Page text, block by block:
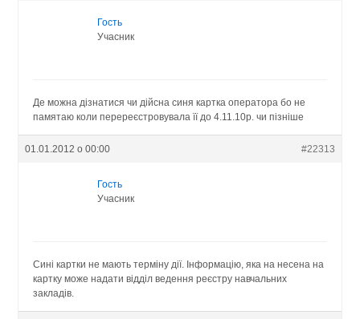
Гость
Учасник
Де можна дізнатися чи дійсна синя картка оператора бо не
памятаю коли перереєстровувала її до 4.11.10р. чи пізніше
01.01.2012 о 00:00 #22313
Гость
Учасник
Сині картки не мають терміну дії. Інформацію, яка на несена на
картку може надати відділ ведення реєстру навчальних
закладів.